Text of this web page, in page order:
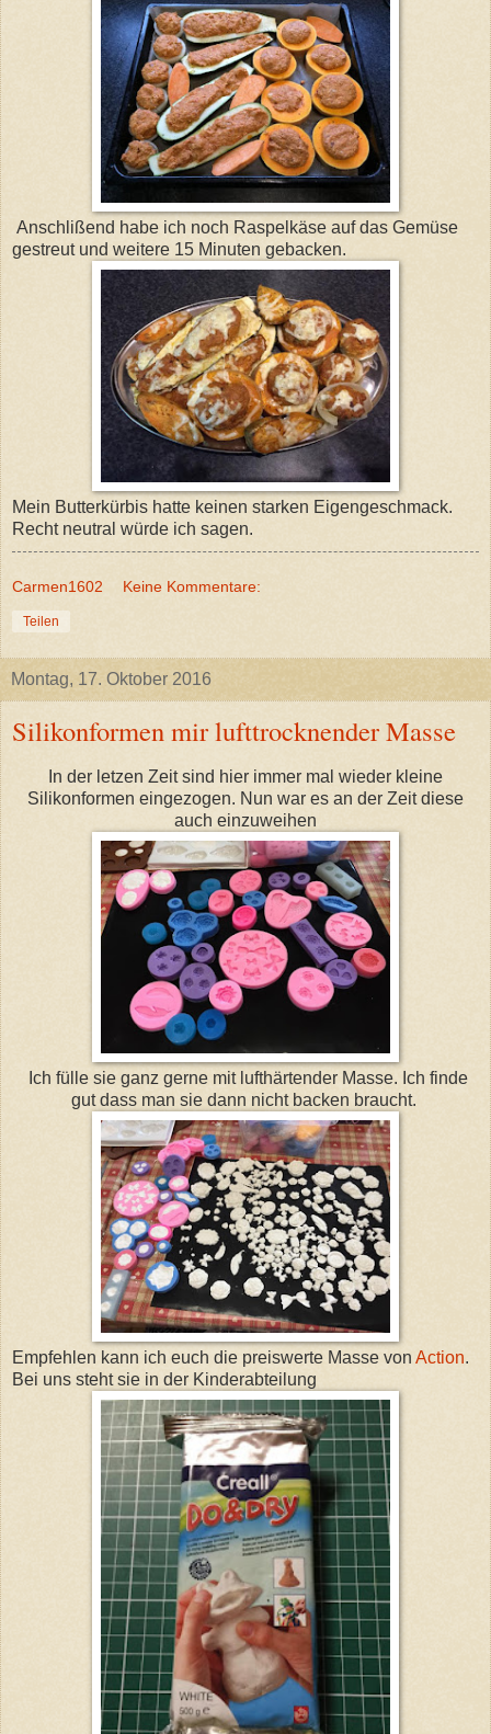
Anschlißend habe ich noch Raspelkäse auf das Gemüse
gestreut und weitere 15 Minuten gebacken.
Mein Butterkürbis hatte keinen starken Eigengeschmack.
Recht neutral würde ich sagen.
Carmen1602 Keine Kommentare:
Teilen
Montag, 17. Oktober 2016
Silikonformen mir lufttrocknender Masse
In der letzen Zeit sind hier immer mal wieder kleine
Silikonformen eingezogen. Nun war es an der Zeit diese
auch einzuweihen
Ich fülle sie ganz gerne mit lufthärtender Masse. Ich finde
gut dass man sie dann nicht backen braucht.
Empfehlen kann ich euch die preiswerte Masse von Action.
Bei uns steht sie in der Kinderabteilung